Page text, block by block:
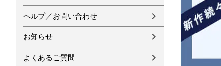
ヘルプ／お問い合わせ
お知らせ
よくあるご質問